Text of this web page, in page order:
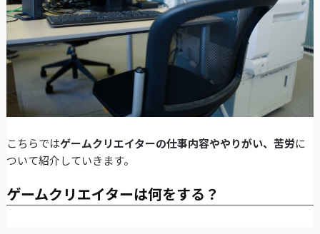
こちらではゲームクリエイターの仕事内容ややりがい、苦労に
ついて紹介していきます。
ゲームクリエイターは何をする？